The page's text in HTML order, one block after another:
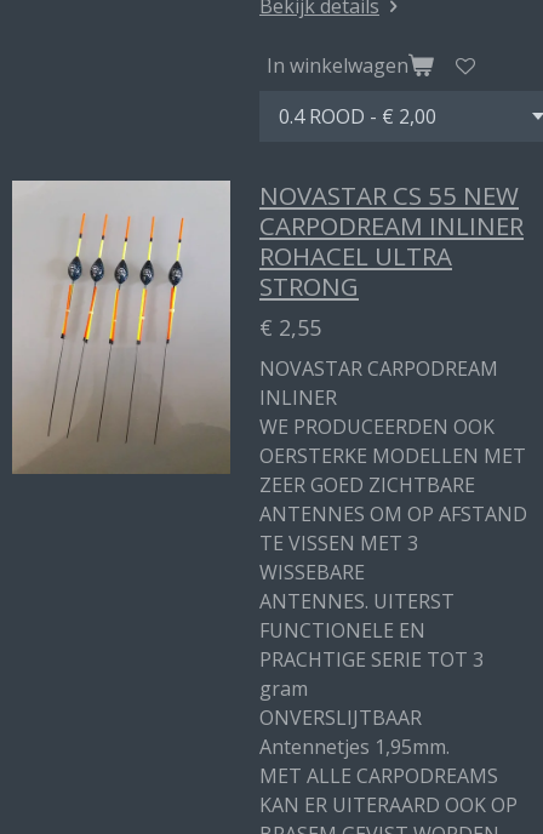
Bekijk details
In winkelwagen
NOVASTAR CS 55 NEW
CARPODREAM INLINER
ROHACEL ULTRA
STRONG
€ 2,55
NOVASTAR CARPODREAM
INLINER
WE PRODUCEERDEN OOK
OERSTERKE MODELLEN MET
ZEER GOED ZICHTBARE
ANTENNES OM OP AFSTAND
TE VISSEN MET 3
WISSEBARE
ANTENNES. UITERST
FUNCTIONELE EN
PRACHTIGE SERIE TOT 3
gram
ONVERSLIJTBAAR
Antennetjes 1,95mm.
MET ALLE CARPODREAMS
KAN ER UITERAARD OOK OP